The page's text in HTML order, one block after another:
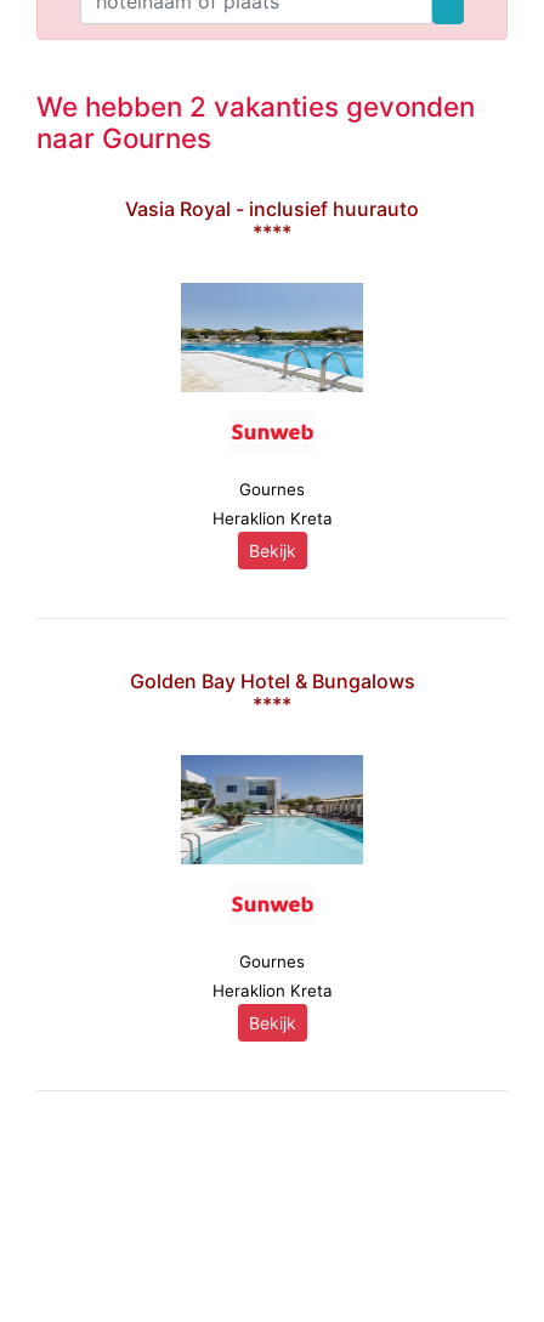
We hebben 2 vakanties gevonden
naar Gournes
Vasia Royal - inclusief huurauto
****
Gournes
Heraklion Kreta
Bekijk
Golden Bay Hotel & Bungalows
****
Gournes
Heraklion Kreta
Bekijk